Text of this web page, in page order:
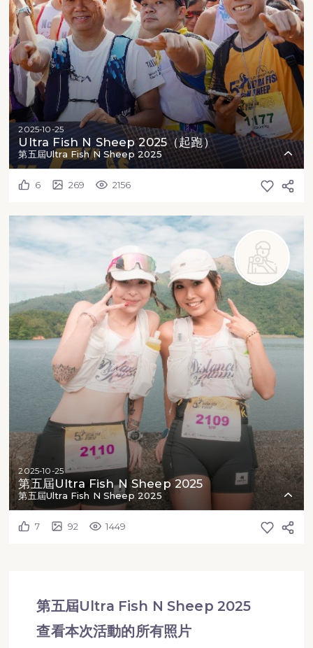
2025-10-25
Ultra Fish N Sheep 2025（起跑）
第五屆Ultra Fish N Sheep 2025
6 269 2156
2025-10-25
第五屆Ultra Fish N Sheep 2025
第五屆Ultra Fish N Sheep 2025
7 92 1449
第五屆Ultra Fish N Sheep 2025
查看本次活動的所有照片